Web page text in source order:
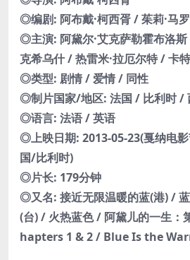
◎编剧: 阿布戴·柯西胥 / 茱莉·马
◎主演: 阿黛尔·艾克萨勒霍布洛斯
克希乌什 / 热雷米·拉厄尔特 / 卡
◎类型: 剧情 / 爱情 / 同性
◎制片国家/地区: 法国 / 比利时 /
◎语言: 法语 / 英语
◎上映日期: 2013-05-23(戛纳电
国/比利时)
◎片长: 179分钟
◎又名: 接近无限温暖的蓝(港) /
(台) / 火热蓝色 / 阿黛儿的一生：
hapters 1 & 2 / Blue Is the